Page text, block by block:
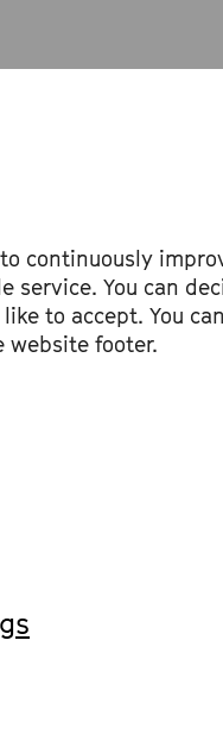
continuously
service. You can
to accept. You
website footer.
op. 110